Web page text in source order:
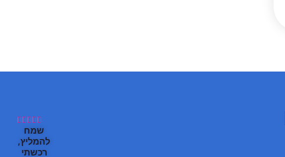





שמח
להמליץ,
רכשתי